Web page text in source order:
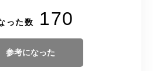
った数 170
参考になった